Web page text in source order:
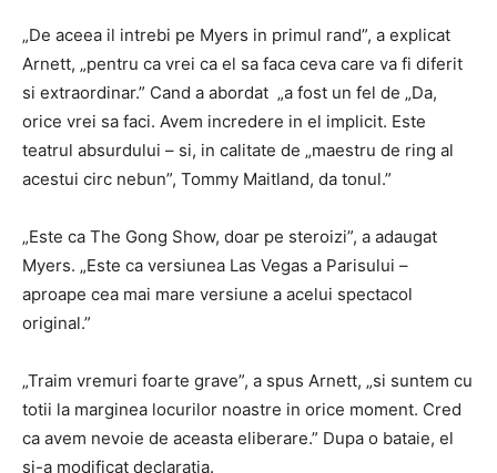
„De aceea il intrebi pe Myers in primul rand”, a explicat
Arnett, „pentru ca vrei ca el sa faca ceva care va fi diferit
si extraordinar.” Cand a abordat „a fost un fel de „Da,
orice vrei sa faci. Avem incredere in el implicit. Este
teatrul absurdului – si, in calitate de „maestru de ring al
acestui circ nebun”, Tommy Maitland, da tonul.”
„Este ca The Gong Show, doar pe steroizi”, a adaugat
Myers. „Este ca versiunea Las Vegas a Parisului –
aproape cea mai mare versiune a acelui spectacol
original.”
„Traim vremuri foarte grave”, a spus Arnett, „si suntem cu
totii la marginea locurilor noastre in orice moment. Cred
ca avem nevoie de aceasta eliberare.” Dupa o bataie, el
si-a modificat declaratia.